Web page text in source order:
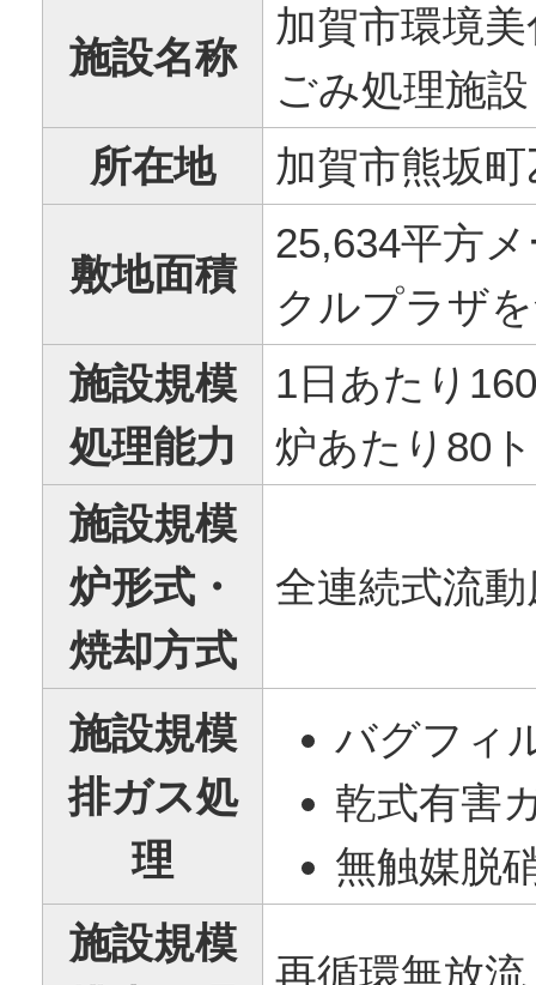
施設名称
加賀市環境
ごみ処理施設
所在地
加賀市熊坂
敷地面積
25,634平方
クルプラザ
施設規模
処理能力
1日あたり
炉あたり80
施設規模
炉形式・
焼却方式
全連続式流
施設規模
排ガス処
理
バグフィ
乾式有害
無触媒脱
施設規模
再循環無放流